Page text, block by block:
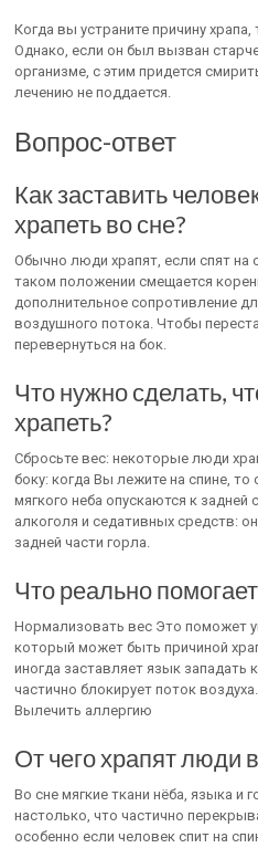
Когда вы устраните причину
Однако, если он был вызван
организме, с этим придется
лечению не поддается.
Вопрос-ответ
Как заставить
храпеть во сне?
Обычно люди храпят, если спят на
таком положении смещается
дополнительное сопротивление
воздушного потока. Чтобы
перевернуться на бок.
Что нужно сделать,
храпеть?
Сбросьте вес: некоторые люди
боку: когда Вы лежите на спине, то
мягкого неба опускаются к задней
алкоголя и седативных средств:
задней части горла.
Что реально
Нормализовать вес Это поможет
который может быть причиной
иногда заставляет язык западать
частично блокирует поток
Вылечить аллергию
От чего храпят люди
Во сне мягкие ткани нёба, языка и
настолько, что частично
особенно если человек спит на